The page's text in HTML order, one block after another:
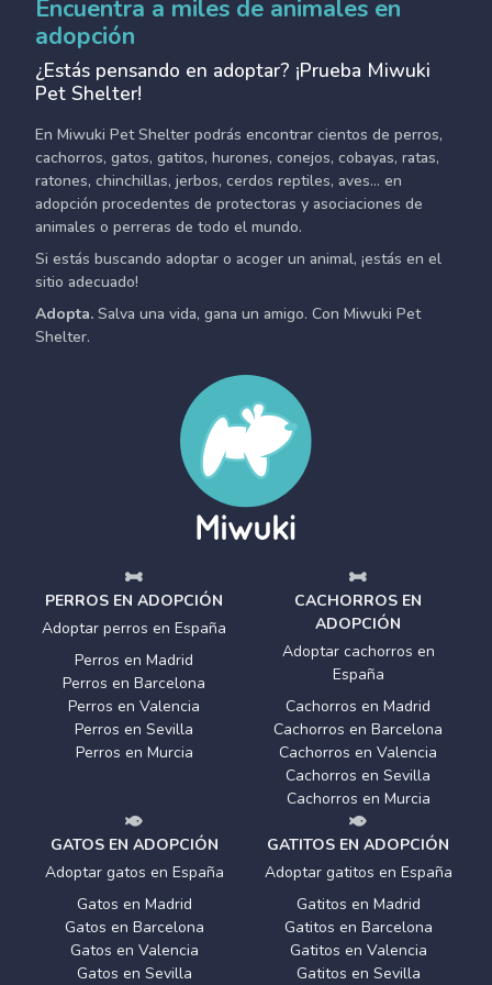
Encuentra a miles de animales en
adopción
¿Estás pensando en adoptar? ¡Prueba Miwuki
Pet Shelter!
En Miwuki Pet Shelter podrás encontrar cientos de perros,
cachorros, gatos, gatitos, hurones, conejos, cobayas, ratas,
ratones, chinchillas, jerbos, cerdos reptiles, aves... en
adopción procedentes de protectoras y asociaciones de
animales o perreras de todo el mundo.
Si estás buscando adoptar o acoger un animal, ¡estás en el
sitio adecuado!
Adopta. Salva una vida, gana un amigo. Con Miwuki Pet
Shelter.
PERROS EN ADOPCIÓN
Adoptar perros en España
Perros en Madrid
Perros en Barcelona
Perros en Valencia
Perros en Sevilla
Perros en Murcia
CACHORROS EN
ADOPCIÓN
Adoptar cachorros en
España
Cachorros en Madrid
Cachorros en Barcelona
Cachorros en Valencia
Cachorros en Sevilla
Cachorros en Murcia
GATOS EN ADOPCIÓN
Adoptar gatos en España
Gatos en Madrid
Gatos en Barcelona
Gatos en Valencia
Gatos en Sevilla
GATITOS EN ADOPCIÓN
Adoptar gatitos en España
Gatitos en Madrid
Gatitos en Barcelona
Gatitos en Valencia
Gatitos en Sevilla